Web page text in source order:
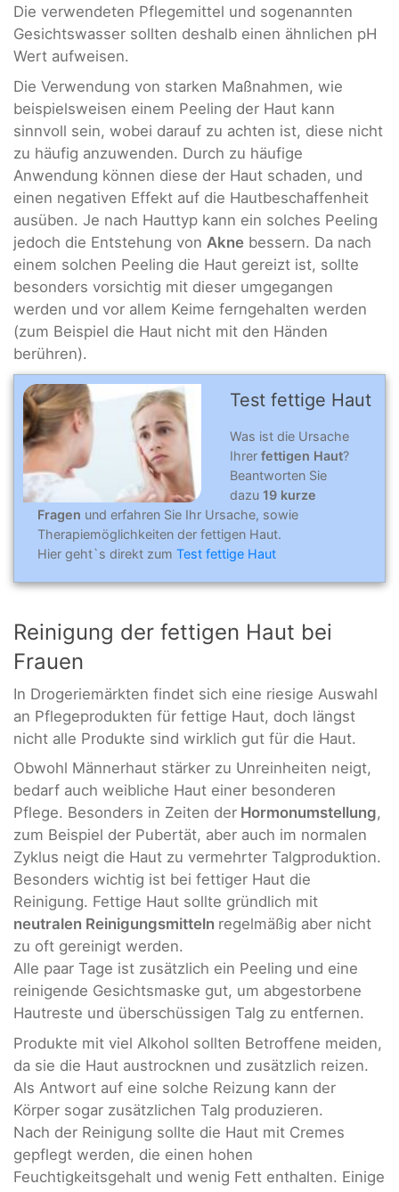
Die verwendeten Pflegemittel und sogenannten
Gesichtswasser sollten deshalb einen ähnlichen pH
Wert aufweisen.
Die Verwendung von starken Maßnahmen, wie
beispielsweisen einem Peeling der Haut kann
sinnvoll sein, wobei darauf zu achten ist, diese nicht
zu häufig anzuwenden. Durch zu häufige
Anwendung können diese der Haut schaden, und
einen negativen Effekt auf die Hautbeschaffenheit
ausüben. Je nach Hauttyp kann ein solches Peeling
jedoch die Entstehung von Akne bessern. Da nach
einem solchen Peeling die Haut gereizt ist, sollte
besonders vorsichtig mit dieser umgegangen
werden und vor allem Keime ferngehalten werden
(zum Beispiel die Haut nicht mit den Händen
berühren).
Test fettige Haut
Was ist die Ursache
Ihrer fettigen Haut?
Beantworten Sie
dazu 19 kurze
Fragen und erfahren Sie Ihr Ursache, sowie
Therapiemöglichkeiten der fettigen Haut.
Hier geht`s direkt zum Test fettige Haut
Reinigung der fettigen Haut bei
Frauen
In Drogeriemärkten findet sich eine riesige Auswahl
an Pflegeprodukten für fettige Haut, doch längst
nicht alle Produkte sind wirklich gut für die Haut.
Obwohl Männerhaut stärker zu Unreinheiten neigt,
bedarf auch weibliche Haut einer besonderen
Pflege. Besonders in Zeiten der Hormonumstellung,
zum Beispiel der Pubertät, aber auch im normalen
Zyklus neigt die Haut zu vermehrter Talgproduktion.
Besonders wichtig ist bei fettiger Haut die
Reinigung. Fettige Haut sollte gründlich mit
neutralen Reinigungsmitteln regelmäßig aber nicht
zu oft gereinigt werden.
Alle paar Tage ist zusätzlich ein Peeling und eine
reinigende Gesichtsmaske gut, um abgestorbene
Hautreste und überschüssigen Talg zu entfernen.
Produkte mit viel Alkohol sollten Betroffene meiden,
da sie die Haut austrocknen und zusätzlich reizen.
Als Antwort auf eine solche Reizung kann der
Körper sogar zusätzlichen Talg produzieren.
Nach der Reinigung sollte die Haut mit Cremes
gepflegt werden, die einen hohen
Feuchtigkeitsgehalt und wenig Fett enthalten. Einige